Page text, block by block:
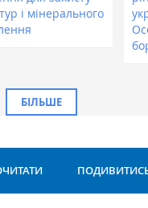
і мінерального
БІЛЬШЕ